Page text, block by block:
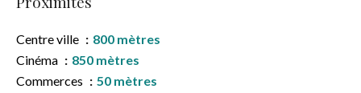
Centre ville
800 mètres
Cinéma
850 mètres
Commerces
50 mètres